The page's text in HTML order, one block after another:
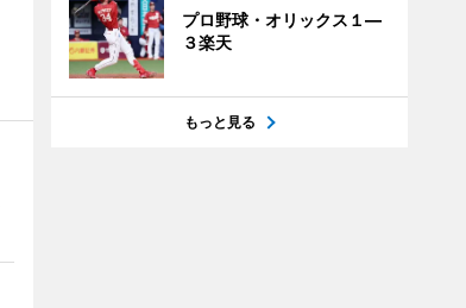
プロ野球・オリックス１―
３楽天
もっと見る